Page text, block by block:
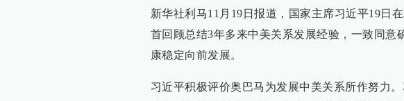
新华社利马11月19日报道，国家主席习近平19日
首回顾总结3年多来中美关系发展经验，一致同意
康稳定向前发展。
习近平积极评价奥巴马为发展中美关系所作努力